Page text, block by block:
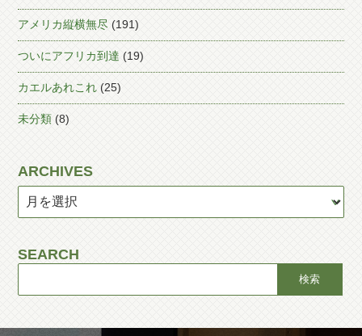
アメリカ縦横無尽 (191)
ついにアフリカ到達 (19)
カエルあれこれ (25)
未分類 (8)
ARCHIVES
SEARCH